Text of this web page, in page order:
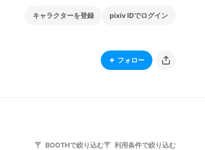
キャラクターを登録 pixiv IDでログイン
フォロー
BOOTHで絞り込む 利用条件で絞り込む